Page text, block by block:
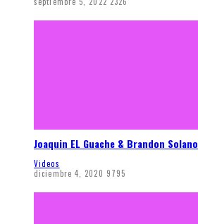
Joaquin EL Guache & Brandon
Videos
diciembre 4, 2020 9795